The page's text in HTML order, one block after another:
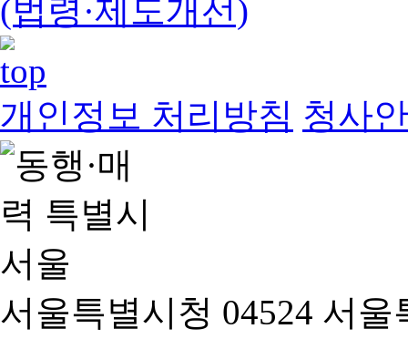
(법령·제도개선)
개인정보 처리방침 청사
서울특별시청 04524 서